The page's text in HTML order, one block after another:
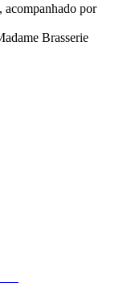
acompanhado por
Brasserie